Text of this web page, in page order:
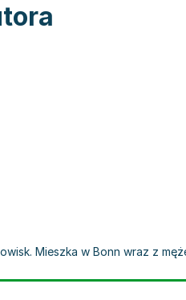
Mieszka w Bonn wraz z